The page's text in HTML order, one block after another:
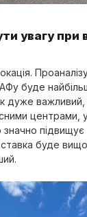
увагу при
буде
дуже
центрами,
буде